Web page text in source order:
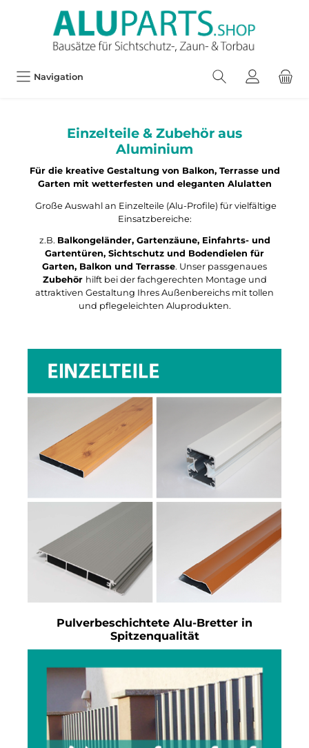
Navigation
Einzelteile & Zubehör aus
Aluminium
Für die kreative Gestaltung von Balkon, Terrasse und
Garten mit wetterfesten und eleganten Alulatten
Große Auswahl an Einzelteile (Alu-Profile) für vielfältige
Einsatzbereiche:
z.B. Balkongeländer, Gartenzäune, Einfahrts- und
Gartentüren, Sichtschutz und Bodendielen für
Garten, Balkon und Terrasse. Unser passgenaues
Zubehör hilft bei der fachgerechten Montage und
attraktiven Gestaltung Ihres Außenbereichs mit tollen
und pflegeleichten Aluprodukten.
Pulverbeschichtete Alu-Bretter in
Spitzenqualität